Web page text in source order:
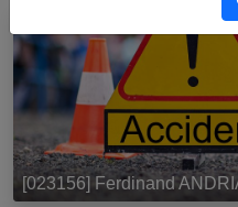
[023156] Ferdinand